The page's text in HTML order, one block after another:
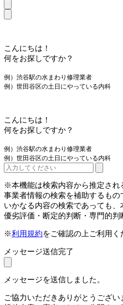
こんにちは！
何をお探しですか？
例）渋谷駅の水まわり修理業者
例）世田谷区の土日にやっている内科
こんにちは！
何をお探しですか？
例）渋谷駅の水まわり修理業者
例）世田谷区の土日にやっている内科
※本機能は検索内容から推定され
事業者情報の検索を補助するもの
いかなる内容の検索であっても、
優劣評価・断定的判断・専門的判
※利用規約をご確認の上ご利用く
メッセージ送信完了
メッセージを送信しました。
ご協力いただきありがとうござい